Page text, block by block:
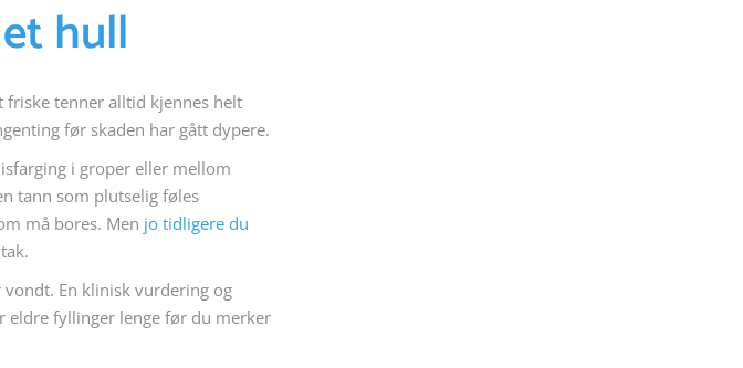
hull
tenner alltid kjennes helt
før skaden har gått dypere.
i groper eller mellom
tann som plutselig føles
må bores. Men jo tidligere du
En klinisk vurdering og
eldre fyllinger lenge før du merker